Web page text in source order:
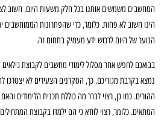
המחשבים משמשים אותנו בכל חלק משעות היום. חשוב
הינו חשוב לא פחות. כלומר, כדי שהפתרונות הממוחשבים
הנוער של היום לרכוש ידע מעמיק בתחום זה.
בבואכם לחפש אחר מסלול לימודי מחשבים לקבוצת גילאים
נמצא בקרבת מגוריכם. כך, הסקרנים הצעירים לא יצטרכו
ההורים. כמו כן, רצוי לברר מה כוללת תכנית הלימודים
המתאים. כלומר, רצוי לוודא כי הם ילמדו בקבוצת